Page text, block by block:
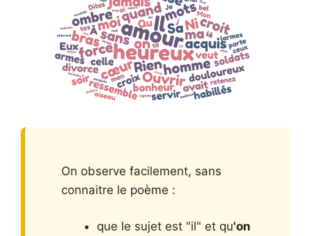
On observe facilement, sans
connaitre le poème :
que le sujet est "il" et qu'on